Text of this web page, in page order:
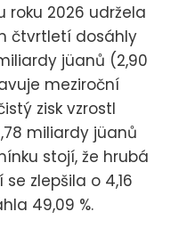
roku 2026 udržela
čtvrtletí dosáhly
jüanů (2,90
meziroční
zisk vzrostl
miliardy jüanů
stojí, že hrubá
zlepšila o 4,16
49,09 %.